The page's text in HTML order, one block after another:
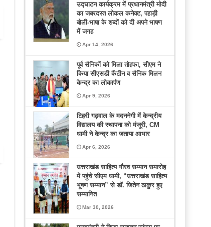
उद्घाटन कार्यक्रम में प्रधानमंत्री मोदी
का जबरदस्त लोकल कनेक्ट, पहाड़ी
बोली-भाषा के शब्दों को दी अपने भाषण
में जगह
Apr 14, 2026
पूर्व सैनिकों को मिला तोहफा, सीएम ने
किया सीएसडी कैंटीन व सैनिक मिलन
केन्द्र का लोकार्पण
Apr 9, 2026
टिहरी गढ़वाल के मदननेगी में केन्द्रीय
विद्यालय की स्थापना को मंजूरी, CM
धामी ने केन्द्र का जताया आभार
Apr 6, 2026
उत्तराखंड साहित्य गौरव सम्मान समारोह
में पहुंचे सीएम धामी, “उत्तराखंड साहित्य
भूषण सम्मान” से डॉ. जितेन ठाकुर हुए
सम्मानित
Mar 30, 2026